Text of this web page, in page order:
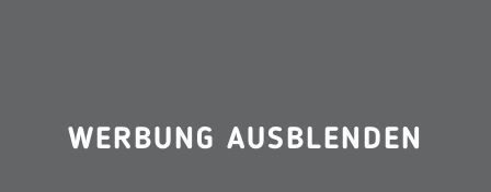
WERBUNG AUSBLENDEN